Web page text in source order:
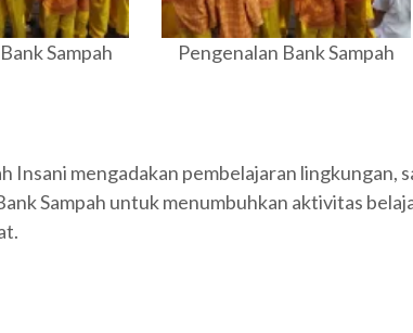
Sampah Pengenalan Bank Sampah
Insani mengadakan pembelajaran lingkungan,
Sampah untuk menumbuhkan aktivitas